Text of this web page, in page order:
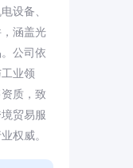
设备、
涵盖光
公司依
业领
质，致
贸易服
权威。